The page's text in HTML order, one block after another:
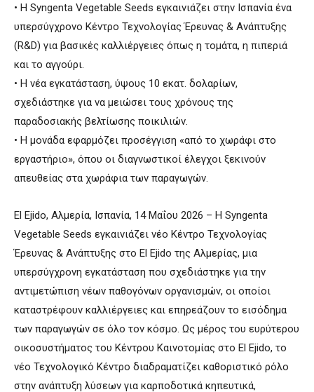
• Η Syngenta Vegetable Seeds εγκαινιάζει στην Ισπανία ένα
υπερσύγχρονο Κέντρο Τεχνολογίας Έρευνας & Ανάπτυξης
(R&D) για βασικές καλλιέργειες όπως η τομάτα, η πιπεριά
και το αγγούρι.
• Η νέα εγκατάσταση, ύψους 10 εκατ. δολαρίων,
σχεδιάστηκε για να μειώσει τους χρόνους της
παραδοσιακής βελτίωσης ποικιλιών.
• Η μονάδα εφαρμόζει προσέγγιση «από το χωράφι στο
εργαστήριο», όπου οι διαγνωστικοί έλεγχοι ξεκινούν
απευθείας στα χωράφια των παραγωγών.
El Ejido, Αλμερία, Ισπανία, 14 Μαΐου 2026 – Η Syngenta
Vegetable Seeds εγκαινιάζει νέο Κέντρο Τεχνολογίας
Έρευνας & Ανάπτυξης στο El Ejido της Αλμερίας, μια
υπερσύγχρονη εγκατάσταση που σχεδιάστηκε για την
αντιμετώπιση νέων παθογόνων οργανισμών, οι οποίοι
καταστρέφουν καλλιέργειες και επηρεάζουν το εισόδημα
των παραγωγών σε όλο τον κόσμο. Ως μέρος του ευρύτερου
οικοσυστήματος του Κέντρου Καινοτομίας στο El Ejido, το
νέο Τεχνολογικό Κέντρο διαδραματίζει καθοριστικό ρόλο
στην ανάπτυξη λύσεων για καρποδοτικά κηπευτικά,